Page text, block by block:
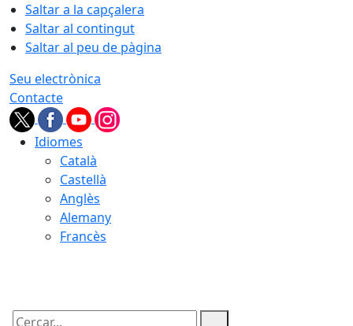
Saltar a la capçalera
Saltar al contingut
Saltar al peu de pàgina
Seu electrònica
Contacte
Idiomes
Català
Castellà
Anglès
Alemany
Francès